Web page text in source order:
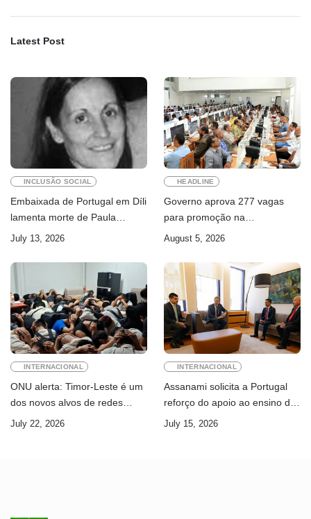
Latest Post
INCLUSÃO SOCIAL
Embaixada de Portugal em Díli
lamenta morte de Paula
Ferreira Pinto
July 13, 2026
HEADLINE
Governo aprova 277 vagas
para promoção na
Administração Pública
August 5, 2026
INTERNACIONAL
ONU alerta: Timor-Leste é um
dos novos alvos de redes
internacionais de cibercrime
July 22, 2026
INTERNACIONAL
Assanami solicita a Portugal
reforço do apoio ao ensino da
língua portuguesa e ao ensino
July 15, 2026